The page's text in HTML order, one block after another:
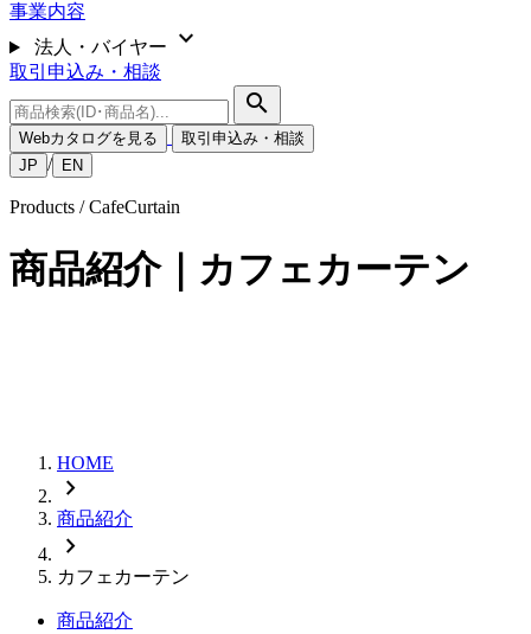
事業内容
法人・バイヤー
expand_more
取引申込み・相談
search
Webカタログを見る
取引申込み・相談
JP / EN
Products / CafeCurtain
商品紹介｜ カフェカーテン
HOME
chevron_right
商品紹介
chevron_right
カフェカーテン
商品紹介